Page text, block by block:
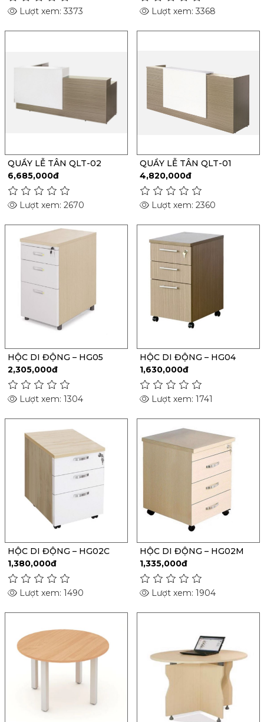
Lượt xem: 3373 Lượt xem: 3368
QUẦY LỄ TÂN QLT-02
6,685,000đ
Lượt xem: 2670
QUẦY LỄ TÂN QLT-01
4,820,000đ
Lượt xem: 2360
HỘC DI ĐỘNG – HG05
2,305,000đ
Lượt xem: 1304
HỘC DI ĐỘNG – HG04
1,630,000đ
Lượt xem: 1741
HỘC DI ĐỘNG – HG02C
1,380,000đ
Lượt xem: 1490
HỘC DI ĐỘNG – HG02M
1,335,000đ
Lượt xem: 1904